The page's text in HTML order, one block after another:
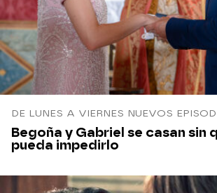
DE LUNES A VIERNES NUEVOS
Begoña y Gabriel se casan sin
pueda impedirlo